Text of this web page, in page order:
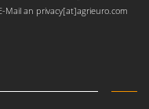
an privacy[at]agrieuro.com